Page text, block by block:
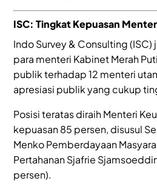
ISC: Tingkat Kepuasan
Indo Survey & Consulting
para menteri Kabinet Merah
publik terhadap 12 menteri
apresiasi publik yang cukup
Posisi teratas diraih Menteri
kepuasan 85 persen, disusul
Menko Pemberdayaan
Pertahanan Sjafrie
persen).